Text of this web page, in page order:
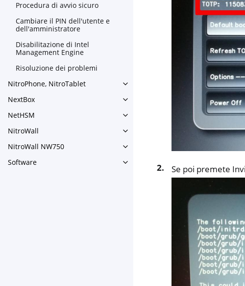
Procedura di avvio sicuro
Cambiare il PIN dell'utente e
dell'amministratore
Disabilitazione di Intel
Management Engine
Risoluzione dei problemi
NitroPhone, NitroTablet
Toggle navigation of NitroPhone,
NextBox
Toggle navigation of NextBox
NetHSM
Toggle navigation of NetHSM
NitroWall
Toggle navigation of NitroWall
NitroWall NW750
Toggle navigation of NitroWall
Software
Toggle navigation of Software
Se poi premete